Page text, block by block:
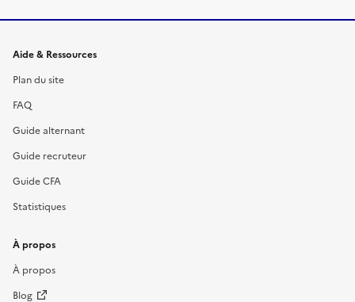
Informations et liens du site
Aide & Ressources
Plan du site
FAQ
Guide alternant
Guide recruteur
Guide CFA
Statistiques
À propos
À propos
Blog